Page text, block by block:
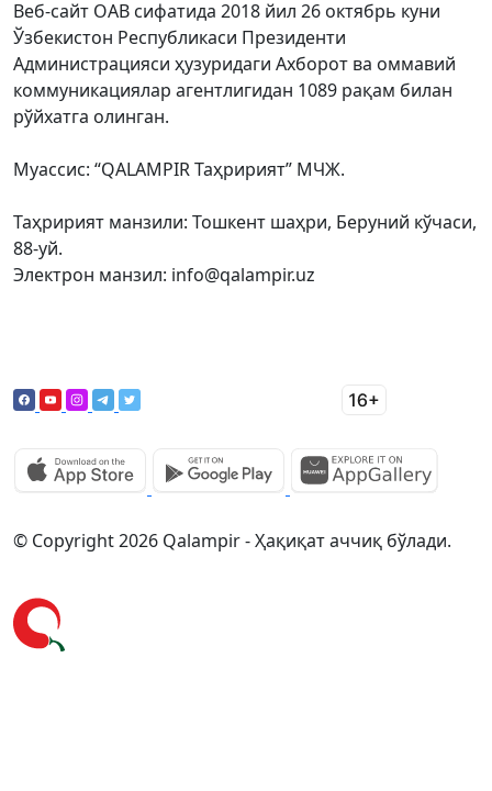
Веб-сайт ОАВ сифатида 2018 йил 26 октябрь куни
Ўзбекистон Республикаси Президенти
Администрацияси ҳузуридаги Ахборот ва оммавий
коммуникациялар агентлигидан 1089 рақам билан
рўйхатга олинган.
Муассис: “QALAMPIR Таҳририят” МЧЖ.
Таҳририят манзили: Тошкент шаҳри, Беруний кўчаси,
88-уй.
Электрон манзил: info@qalampir.uz
© Copyright 2026 Qalampir - Ҳақиқат аччиқ бўлади.